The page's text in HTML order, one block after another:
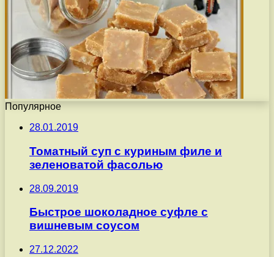
Популярное
28.01.2019
Томатный суп с куриным филе и
зеленоватой фасолью
28.09.2019
Быстрое шоколадное суфле с
вишневым соусом
27.12.2022